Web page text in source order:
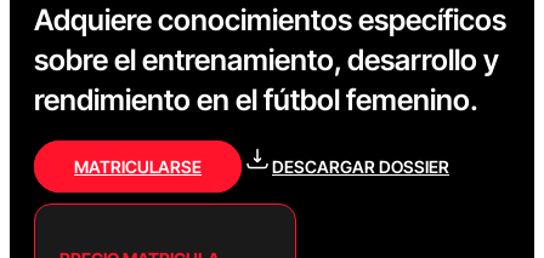
Adquiere conocimientos específicos
sobre el entrenamiento, desarrollo y
rendimiento en el fútbol femenino.
MATRICULARSE DESCARGAR DOSSIER